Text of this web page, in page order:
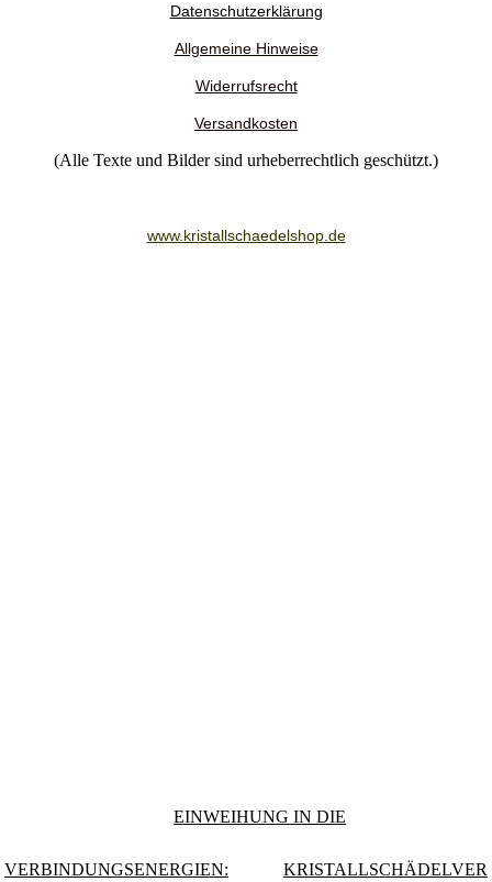
Datenschutzerklärung
Allgemeine Hinweise
Widerrufsrecht
Versandkosten
(Alle Texte und Bilder sind urheberrechtlich geschützt.)
www.kristallschaedelshop.de
EINWEIHUNG IN DIE
VERBINDUNGSENERGIEN: KRISTALLSCHÄDELVER